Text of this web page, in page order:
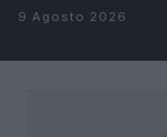
Salta al contenuto
9 Agosto 2026